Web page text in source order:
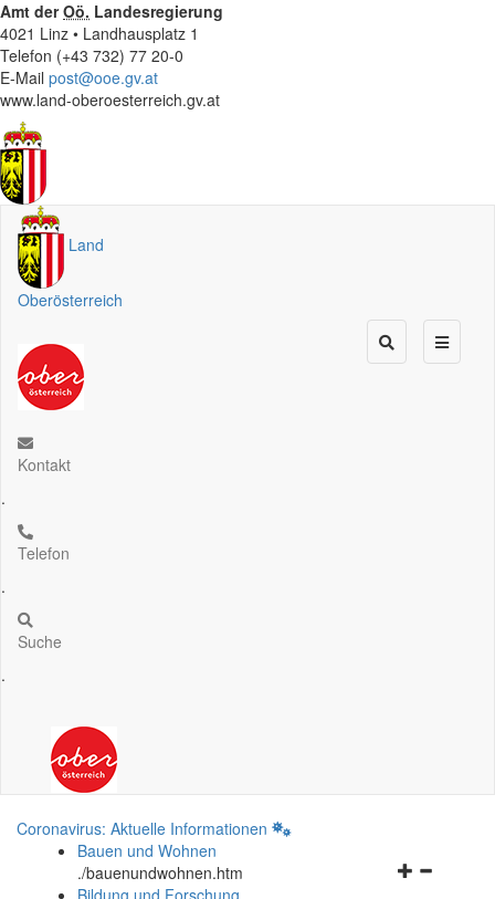
Amt derOö. Landesregierung
4021 Linz • Landhausplatz 1
Telefon (+43 732) 77 20-0
E-Mail post@ooe.gv.at
www.land-oberoesterreich.gv.at
Land
Oberösterreich
Kontakt
.
Telefon
.
Suche
.
Coronavirus: Aktuelle Informationen
Bauen und Wohnen
./bauenundwohnen.htm
Bildung und Forschung